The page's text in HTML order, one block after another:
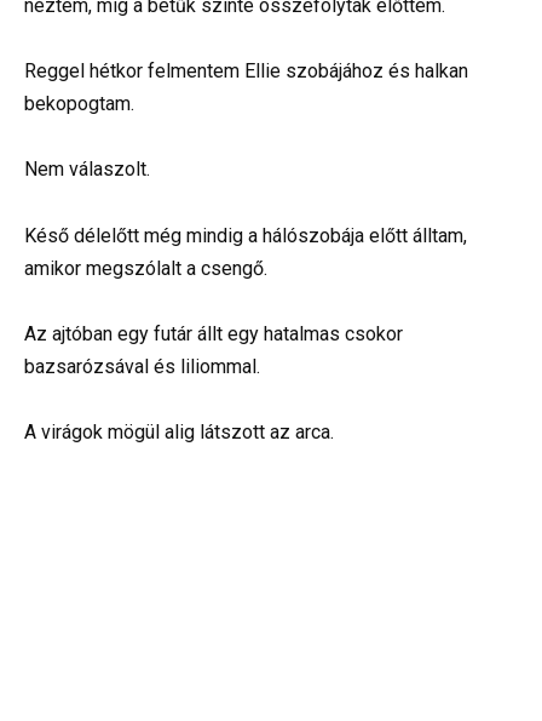
néztem, míg a betűk szinte összefolytak előttem.
Reggel hétkor felmentem Ellie szobájához és halkan
bekopogtam.
Nem válaszolt.
Késő délelőtt még mindig a hálószobája előtt álltam,
amikor megszólalt a csengő.
Az ajtóban egy futár állt egy hatalmas csokor
bazsarózsával és liliommal.
A virágok mögül alig látszott az arca.